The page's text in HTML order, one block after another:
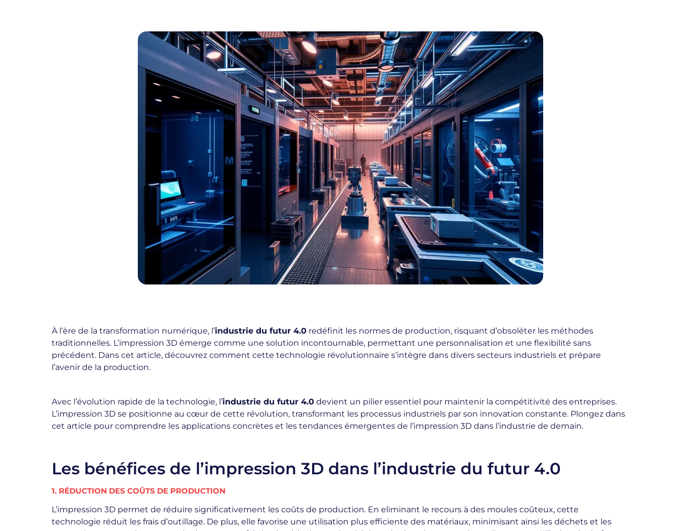
À l’ère de la transformation numérique, l’industrie du futur 4.0 redéfinit les normes de production, risquant d’obsoléter les méthodes
traditionnelles. L’impression 3D émerge comme une solution incontournable, permettant une personnalisation et une flexibilité sans
précédent. Dans cet article, découvrez comment cette technologie révolutionnaire s’intègre dans divers secteurs industriels et prépare
l’avenir de la production.
Avec l’évolution rapide de la technologie, l’industrie du futur 4.0 devient un pilier essentiel pour maintenir la compétitivité des entreprises.
L’impression 3D se positionne au cœur de cette révolution, transformant les processus industriels par son innovation constante. Plongez dans
cet article pour comprendre les applications concrètes et les tendances émergentes de l’impression 3D dans l’industrie de demain.
Les bénéfices de l’impression 3D dans l’industrie du futur 4.0
1. RÉDUCTION DES COÛTS DE PRODUCTION
L’impression 3D permet de réduire significativement les coûts de production. En eliminant le recours à des moules coûteux, cette
technologie réduit les frais d’outillage. De plus, elle favorise une utilisation plus efficiente des matériaux, minimisant ainsi les déchets et les